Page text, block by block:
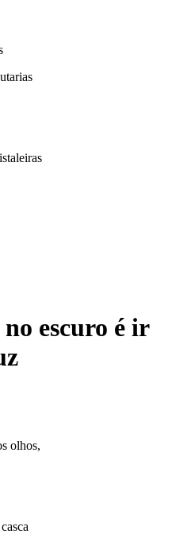
escuro é ir
olhos,